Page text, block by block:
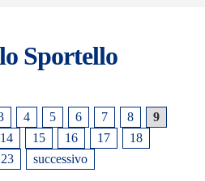
Sportello
4 5 6 7 8
9
14 15 16 17
18
23 successivo